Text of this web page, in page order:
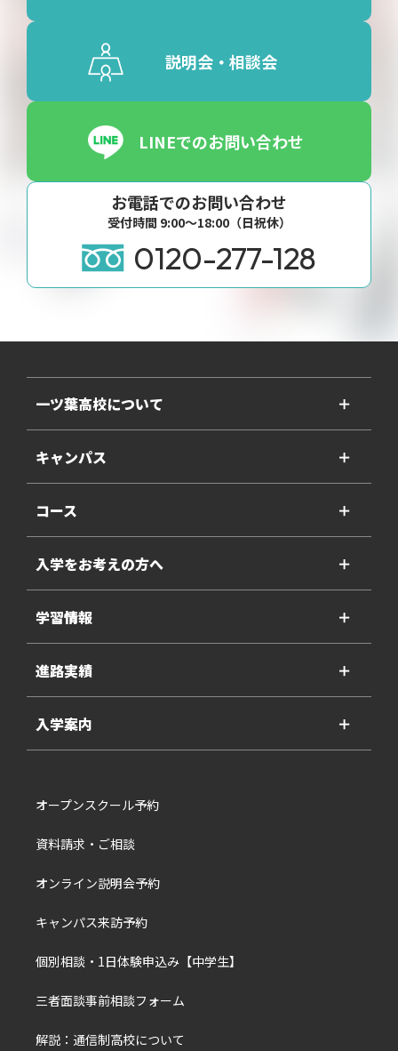
説明会・相談会
LINEでのお問い合わせ
お電話でのお問い合わせ
受付時間 9:00〜18:00（日祝休）
0120-277-128
一ツ葉高校について ＋
キャンパス ＋
コース ＋
入学をお考えの方へ ＋
学習情報 ＋
進路実績 ＋
入学案内 ＋
オープンスクール予約
資料請求・ご相談
オンライン説明会予約
キャンパス来訪予約
個別相談・1日体験申込み【中学生】
三者面談事前相談フォーム
解説：通信制高校について